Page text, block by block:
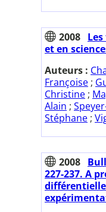
2008
et en
Auteurs :
Françoise ;
Christine ;
Alain ;
Stéphane ;
2008
227-237. A